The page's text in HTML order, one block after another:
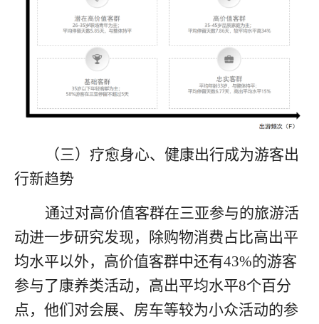
（三） 疗愈身心、健康出行成为游客出
行新趋势
通过对高价值客群在三亚参与的旅游活
动进一步研究发现，除购物消费占比高出平
均水平以外，高价值客群中还有43%的游客
参与了康养类活动，高出平均水平8个百分
点，他们对会展、房车等较为小众活动的参